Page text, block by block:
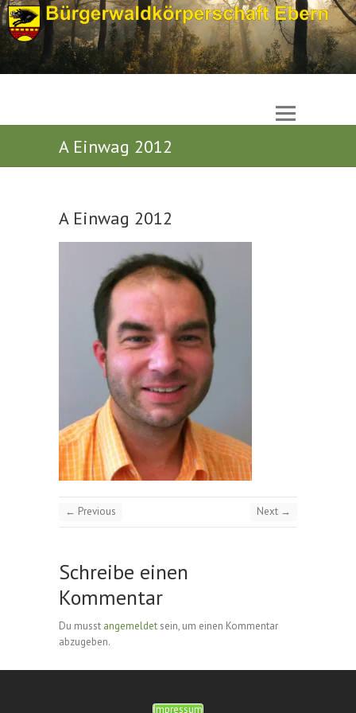
A Einwag 2012
A Einwag 2012
← Previous Next →
Schreibe einen
Kommentar
Du musst angemeldet sein, um einen Kommentar
abzugeben.
Impressum